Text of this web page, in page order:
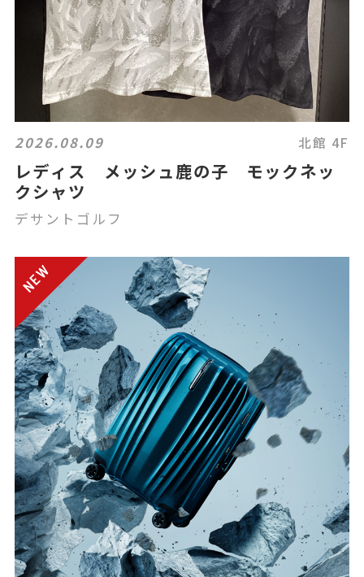
2026.08.09 北館 4F
レディス メッシュ鹿の子 モックネッ
クシャツ
デサントゴルフ